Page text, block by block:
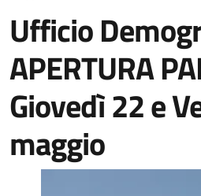
Ufficio
APERTURA
Giovedì 22 e
maggio